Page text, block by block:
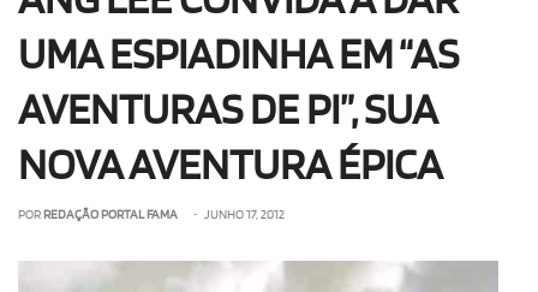
UMA ESPIADINHA EM “AS
AVENTURAS DE PI”, SUA
NOVA AVENTURA ÉPICA
POR REDAÇÃO PORTAL FAMA • JUNHO 17, 2012